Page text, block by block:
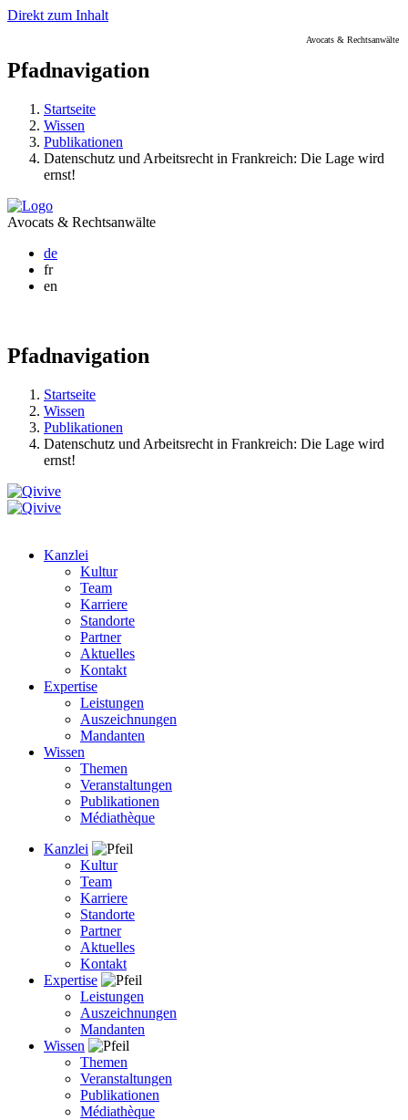
Direkt zum Inhalt
Avocats & Rechtsanwälte
Pfadnavigation
Startseite
Wissen
Publikationen
Datenschutz und Arbeitsrecht in Frankreich: Die Lage wird
ernst!
Avocats & Rechtsanwälte
de
fr
en
Pfadnavigation
Startseite
Wissen
Publikationen
Datenschutz und Arbeitsrecht in Frankreich: Die Lage wird
ernst!
Kanzlei
Kultur
Team
Karriere
Standorte
Partner
Aktuelles
Kontakt
Expertise
Leistungen
Auszeichnungen
Mandanten
Wissen
Themen
Veranstaltungen
Publikationen
Médiathèque
Kanzlei
Kultur
Team
Karriere
Standorte
Partner
Aktuelles
Kontakt
Expertise
Leistungen
Auszeichnungen
Mandanten
Wissen
Themen
Veranstaltungen
Publikationen
Médiathèque